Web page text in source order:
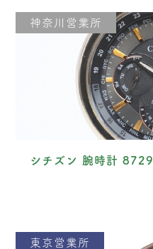
神奈川営業所
シチズン 腕時計 8729
東京営業所